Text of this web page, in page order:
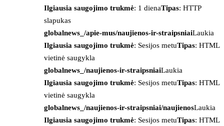
Ilgiausia saugojimo trukmė: 1 dienaTipas: HTTP
slapukas
globalnews_/apie-mus/naujienos-ir-straipsniaiLaukia
Ilgiausia saugojimo trukmė: Sesijos metuTipas: HTML
vietinė saugykla
globalnews_/naujienos-ir-straipsniaiLaukia
Ilgiausia saugojimo trukmė: Sesijos metuTipas: HTML
vietinė saugykla
globalnews_/naujienos-ir-straipsniai/naujienosLaukia
Ilgiausia saugojimo trukmė: Sesijos metuTipas: HTML